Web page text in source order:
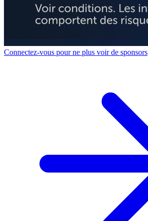
Connectez-vous pour ne plus voir de sponsors